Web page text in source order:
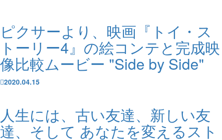
ピクサーより、映画『トイ・ス
トーリー4』の絵コンテと完成映
像比較ムービー "Side by Side"
2020.04.15
人生には、古い友達、新しい友
達、そして あなたを変えるスト